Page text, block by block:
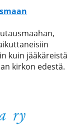
kuin jääkäreistä
kirkon edestä.